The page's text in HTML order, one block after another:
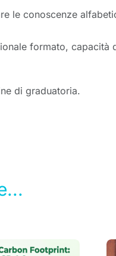
le conoscenze
formato, capacità
di graduatoria.